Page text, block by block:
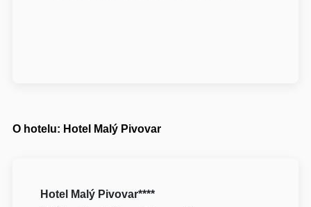
O hotelu: Hotel Malý Pivovar
Hotel Malý Pivovar****